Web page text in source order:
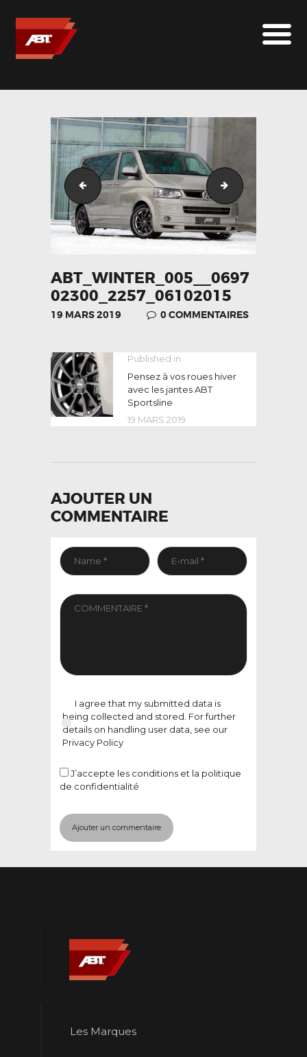
ABT SPORTSLINE FRANCE
MARQUES
LE SUR-MESURE
CONTACT
abt_winter_002__050471100_2257_06102015
ABT_WINTER_005__0697
02300_2257_06102015
19 MARS 2019 0 COMMENTAIRES
NAVIGATION
DE
L’ARTICLE
Published in
Pensez à vos roues hiver
avec les jantes ABT
Sportsline
19 MARS 2019
AJOUTER UN
COMMENTAIRE
I agree that my submitted data is
being collected and stored. For further
details on handling user data, see our
Privacy Policy
J’accepte les conditions et la politique
de confidentialité
Les Marques